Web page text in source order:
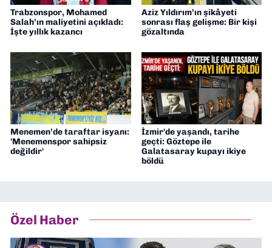
Trabzonspor, Mohamed
Salah’ın maliyetini açıkladı:
İşte yıllık kazancı
Aziz Yıldırım’ın şikâyeti
sonrası flaş gelişme: Bir kişi
gözaltında
Menemen’de taraftar isyanı:
'Menemenspor sahipsiz
değildir'
İzmir'de yaşandı, tarihe
geçti: Göztepe ile
Galatasaray kupayı ikiye
böldü
Özel Haber